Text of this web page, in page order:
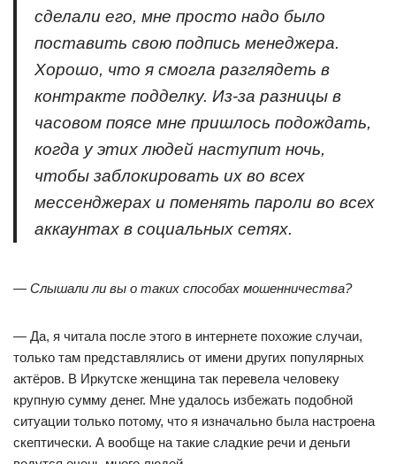
сделали его, мне просто надо было
поставить свою подпись менеджера.
Хорошо, что я смогла разглядеть в
контракте подделку. Из-за разницы в
часовом поясе мне пришлось подождать,
когда у этих людей наступит ночь,
чтобы заблокировать их во всех
мессенджерах и поменять пароли во всех
аккаунтах в социальных сетях.
— Слышали ли вы о таких способах мошенничества?
— Да, я читала после этого в интернете похожие случаи,
только там представлялись от имени других популярных
актёров. В Иркутске женщина так перевела человеку
крупную сумму денег. Мне удалось избежать подобной
ситуации только потому, что я изначально была настроена
скептически. А вообще на такие сладкие речи и деньги